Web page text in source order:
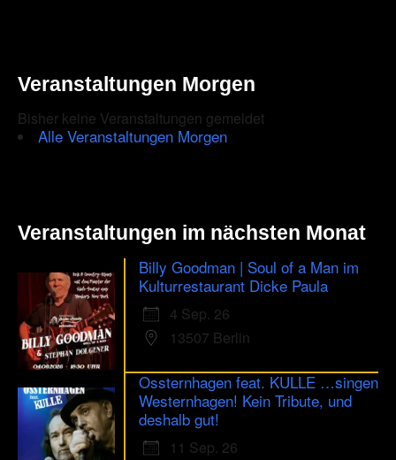
Veranstaltungen Morgen
Bisher keine Veranstaltungen gemeldet
Alle Veranstaltungen Morgen
Veranstaltungen im nächsten Monat
Billy Goodman | Soul of a Man im
Kulturrestaurant Dicke Paula
4 Sep. 26
13507 Berlin
Ossternhagen feat. KULLE …singen
Westernhagen! Kein Tribute, und
deshalb gut!
11 Sep. 26